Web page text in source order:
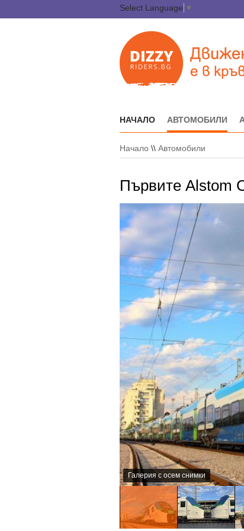
Select Language ▼
НАЧАЛО АВТОМОБИЛИ
Начало \\ Автомобили
Първите Alstom
Галерия с осем снимки